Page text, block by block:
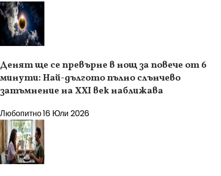
Денят ще се превърне в нощ за повече от 6
минути: Най-дългото пълно слънчево
затъмнение на XXI век наближава
Любопитно16 Юли 2026